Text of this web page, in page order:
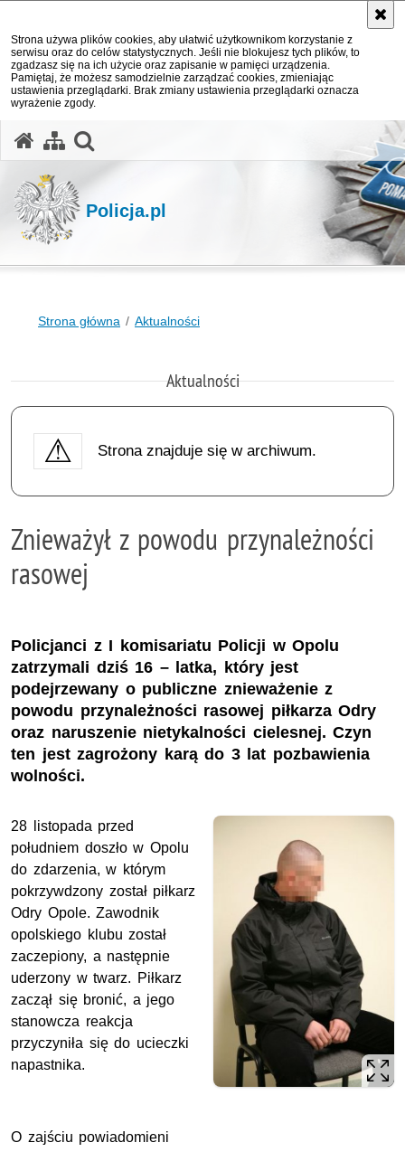
Strona używa plików cookies, aby ułatwić użytkownikom korzystanie z
serwisu oraz do celów statystycznych. Jeśli nie blokujesz tych plików, to
zgadzasz się na ich użycie oraz zapisanie w pamięci urządzenia.
Pamiętaj, że możesz samodzielnie zarządzać cookies, zmieniając
ustawienia przeglądarki. Brak zmiany ustawienia przeglądarki oznacza
wyrażenie zgody.
Policja.pl
Strona główna Aktualności
Aktualności
Strona znajduje się w archiwum.
Znieważył z powodu przynależności
rasowej
Policjanci z I komisariatu Policji w Opolu
zatrzymali dziś 16 – latka, który jest
podejrzewany o publiczne znieważenie z
powodu przynależności rasowej piłkarza Odry
oraz naruszenie nietykalności cielesnej. Czyn
ten jest zagrożony karą do 3 lat pozbawienia
wolności.
28 listopada przed
południem doszło w Opolu
do zdarzenia, w którym
pokrzywdzony został piłkarz
Odry Opole. Zawodnik
opolskiego klubu został
zaczepiony, a następnie
uderzony w twarz. Piłkarz
zaczął się bronić, a jego
stanowcza reakcja
przyczyniła się do ucieczki
napastnika.
O zajściu powiadomieni